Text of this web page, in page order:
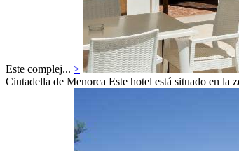
Este complej... >
Ciutadella de Menorca Este hotel está situado en la